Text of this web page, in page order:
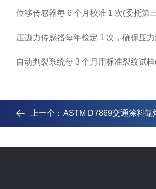
位移传感器每 6 个月校准 1 次(委托第
压边力传感器每年检定 1 次，确保压力
自动判裂系统每 3 个月用标准裂纹试样(
上一个： ASTM D7869交通涂料氙